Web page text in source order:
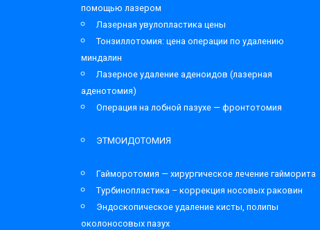
помощью лазером
Лазерная увулопластика цены
Тонзиллотомия: цена операции по удалению
миндалин
Лазерное удаление аденоидов (лазерная
аденотомия)
Операция на лобной пазухе — фронтотомия
ЭТМОИДОТОМИЯ
Гайморотомия — хирургическое лечение гайморита
Турбинопластика – коррекция носовых раковин
Эндоскопическое удаление кисты, полипы
околоносовых пазух